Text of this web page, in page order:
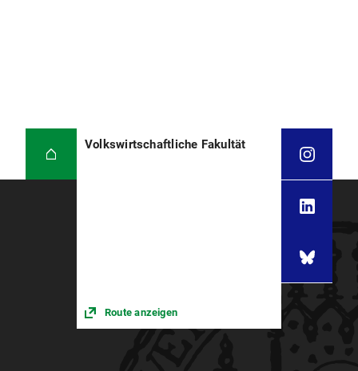
Volkswirtschaftliche Fakultät
Route anzeigen